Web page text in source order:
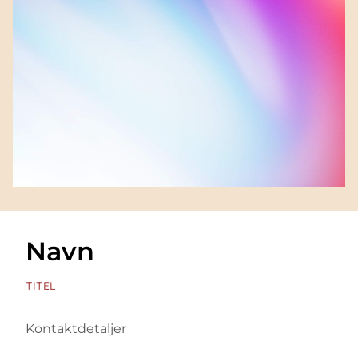
Navn
TITEL
Kontaktdetaljer